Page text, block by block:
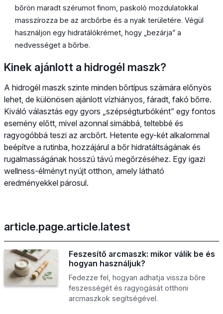
bőrön maradt szérumot finom, paskoló mozdulatokkal
masszírozza be az arcbőrbe és a nyak területére. Végül
használjon egy hidratálókrémet, hogy „bezárja” a
nedvességet a bőrbe.
Kinek ajánlott a hidrogél maszk?
A hidrogél maszk szinte minden bőrtípus számára előnyös
lehet, de különösen ajánlott vízhiányos, fáradt, fakó bőrre.
Kiváló választás egy gyors „szépségturbóként” egy fontos
esemény előtt, mivel azonnal simábbá, teltebbé és
ragyogóbbá teszi az arcbőrt. Hetente egy-két alkalommal
beépítve a rutinba, hozzájárul a bőr hidratáltságának és
rugalmasságának hosszú távú megőrzéséhez. Egy igazi
wellness-élményt nyújt otthon, amely látható
eredményekkel párosul.
article.page.article.latest
Feszesítő arcmaszk: mikor válik be és
hogyan használjuk?
Fedezze fel, hogyan adhatja vissza bőre
feszességét és ragyogását otthoni
arcmaszkok segítségével.